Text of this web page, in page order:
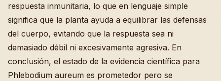
respuesta inmunitaria, lo que en lenguaje simple
significa que la planta ayuda a equilibrar las defensas
del cuerpo, evitando que la respuesta sea ni
demasiado débil ni excesivamente agresiva. En
conclusión, el estado de la evidencia científica para
Phlebodium aureum es prometedor pero se